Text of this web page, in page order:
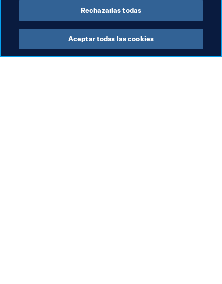
Rechazarlas todas
Aceptar todas las cookies